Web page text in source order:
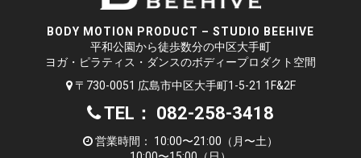
BODY MOTION PRODUCT – STUDIO BEEHIVE
平和公園から徒歩数分の中区大手町
ヨガ・ピラティス・ダンスのボディープロダクト空間
〒730-0051 広島市中区大手町1-5-21 1F&2F
TEL： 082-258-3418
営業時間： 10:00〜21:00（月〜土）